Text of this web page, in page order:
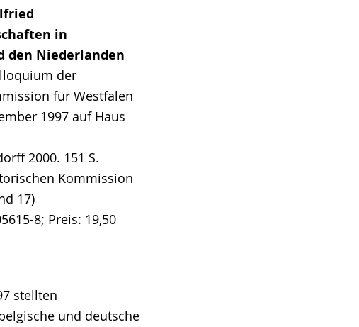
in
den Niederlanden
der
für Westfalen
1997 auf Haus
2000. 151 S.
Kommission
17)
8; Preis: 19,50
stellten
und deutsche